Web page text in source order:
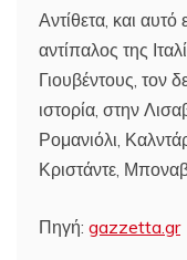
Αντίθετα, και
αντίπαλος της
Γιουβέντους, τον
ιστορία, στην
Ρομανιόλι,
Κριστάντε,
Πηγή: gazzetta.gr